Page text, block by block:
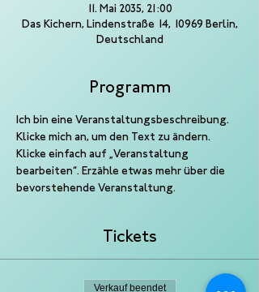
11. Mai 2035, 21:00
Das Kichern, Lindenstraße 14, 10969 Berlin,
Deutschland
Programm
Ich bin eine Veranstaltungsbeschreibung.
Klicke mich an, um den Text zu ändern.
Klicke einfach auf „Veranstaltung
bearbeiten“. Erzähle etwas mehr über die
bevorstehende Veranstaltung.
Tickets
Verkauf beendet